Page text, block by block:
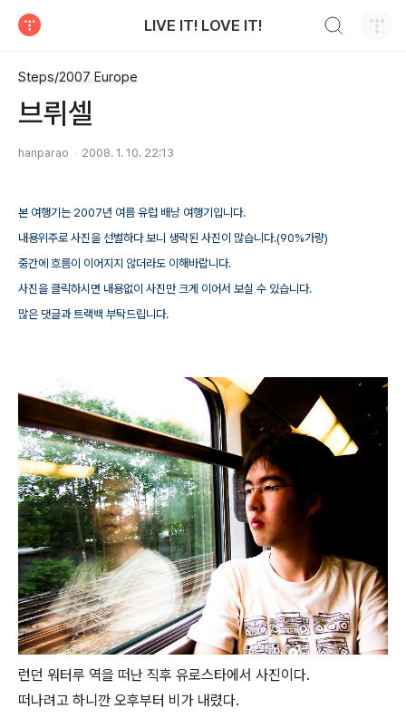
LIVE IT! LOVE IT!
Steps/2007 Europe
브뤼셀
hanparao 2008. 1. 10. 22:13
본 여행기는 2007년 여름 유럽 배낭 여행기입니다.
내용위주로 사진을 선별하다 보니 생략된 사진이 많습니다.(90%가량)
중간에 흐름이 이어지지 않더라도 이해바랍니다.
사진을 클릭하시면 내용없이 사진만 크게 이어서 보실 수 있습니다.
많은 댓글과 트랙백 부탁드립니다.
런던 워터루 역을 떠난 직후 유로스타에서 사진이다.
떠나려고 하니깐 오후부터 비가 내렸다.